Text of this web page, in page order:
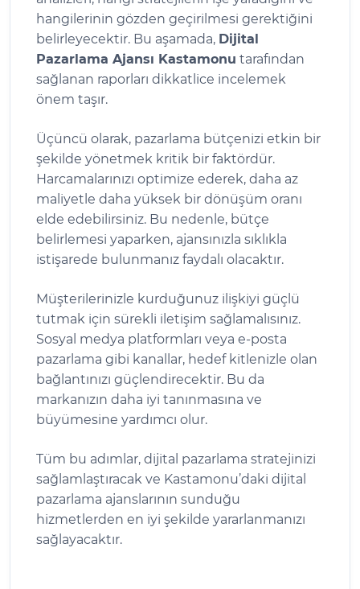
hangilerinin gözden geçirilmesi gerektiğini
belirleyecektir. Bu aşamada, Dijital
Pazarlama Ajansı Kastamonu tarafından
sağlanan raporları dikkatlice incelemek
önem taşır.
Üçüncü olarak, pazarlama bütçenizi etkin bir
şekilde yönetmek kritik bir faktördür.
Harcamalarınızı optimize ederek, daha az
maliyetle daha yüksek bir dönüşüm oranı
elde edebilirsiniz. Bu nedenle, bütçe
belirlemesi yaparken, ajansınızla sıklıkla
istişarede bulunmanız faydalı olacaktır.
Müşterilerinizle kurduğunuz ilişkiyi güçlü
tutmak için sürekli iletişim sağlamalısınız.
Sosyal medya platformları veya e-posta
pazarlama gibi kanallar, hedef kitlenizle olan
bağlantınızı güçlendirecektir. Bu da
markanızın daha iyi tanınmasına ve
büyümesine yardımcı olur.
Tüm bu adımlar, dijital pazarlama stratejinizi
sağlamlaştıracak ve Kastamonu’daki dijital
pazarlama ajanslarının sunduğu
hizmetlerden en iyi şekilde yararlanmanızı
sağlayacaktır.